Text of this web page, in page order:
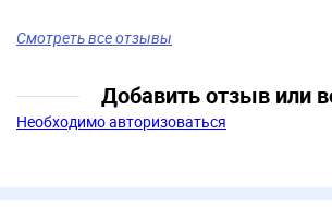
Смотреть все отзывы
Добавить отзыв или
Необходимо авторизоваться